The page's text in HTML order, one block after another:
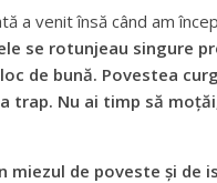
a venit însă când am
se rotunjeau singure
de bună. Povestea
trap. Nu ai timp să
miezul de poveste și de